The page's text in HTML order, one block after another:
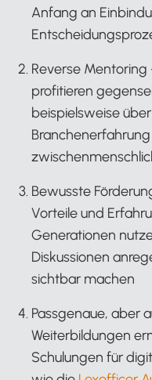
Anfang an
Reverse Mentoring
profitieren
beispielsweise
Bewusste
Vorteile und
Generationen
Diskussionen
sichtbar machen
Passgenaue, aber
Weiterbildungen
Schulungen für